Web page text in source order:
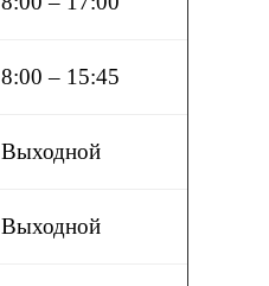
8:00 – 15:45
Выходной
Выходной